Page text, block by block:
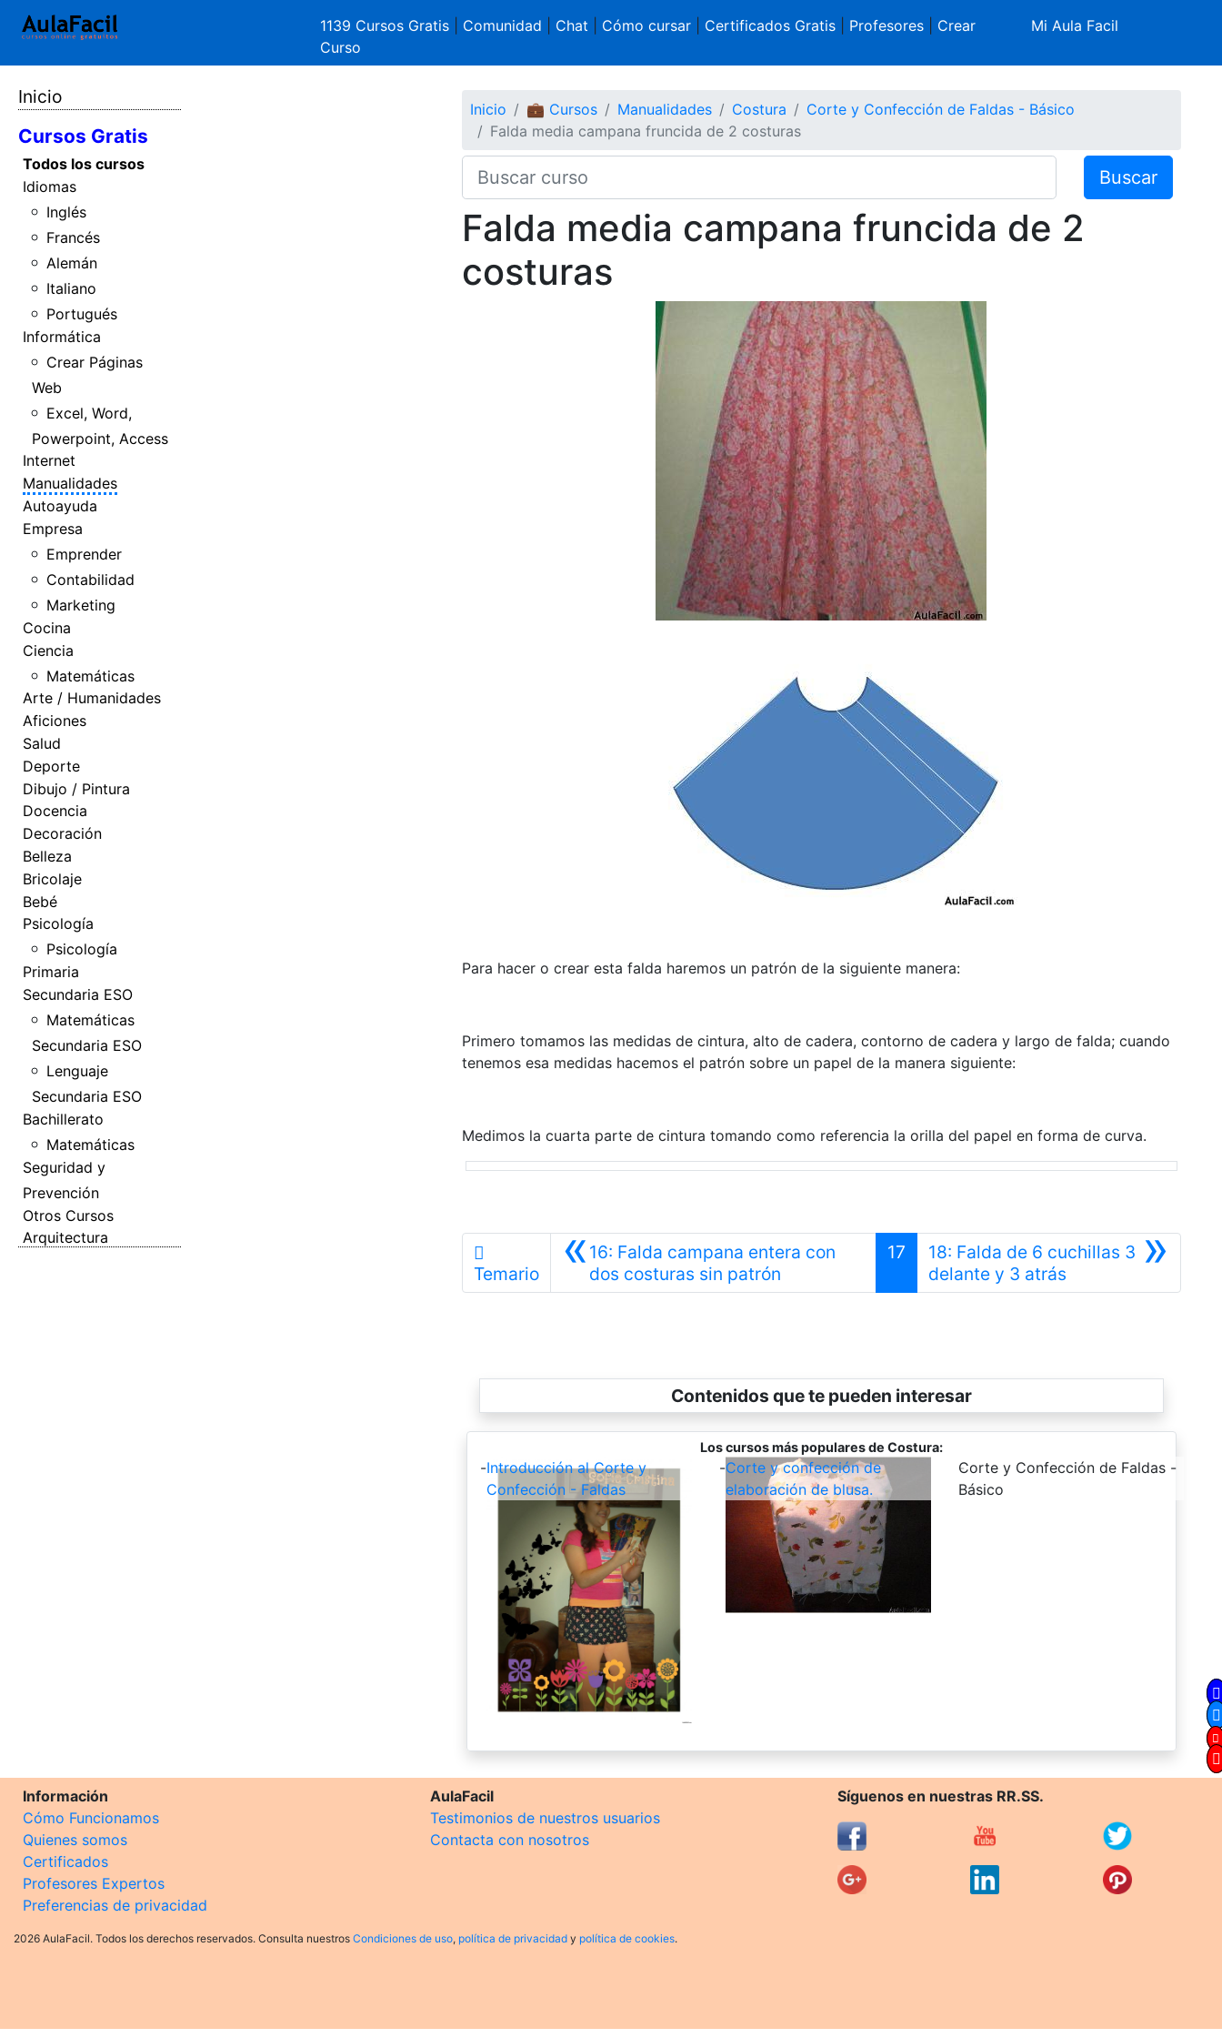
1139 Cursos Gratis Comunidad Chat Cómo cursar| Certificados Gratis| Profesores| Crear
Curso
Mi Aula Facil
Inicio
Cursos Gratis
Todos los cursos
Idiomas
Inglés
Francés
Alemán
Italiano
Portugués
Informática
Crear Páginas
Web
Excel, Word,
Powerpoint, Access
Internet
Manualidades
Autoayuda
Empresa
Emprender
Contabilidad
Marketing
Cocina
Ciencia
Matemáticas
Arte / Humanidades
Aficiones
Salud
Deporte
Dibujo / Pintura
Docencia
Decoración
Belleza
Bricolaje
Bebé
Psicología
Psicología
Primaria
Secundaria ESO
Matemáticas
Secundaria ESO
Lenguaje
Secundaria ESO
Bachillerato
Matemáticas
Seguridad y
Prevención
Otros Cursos
Arquitectura
Inicio 💼 Cursos Manualidades Costura
Corte y Confección de Faldas - Básico
Falda media campana fruncida de 2 costuras
Buscar
Falda media campana fruncida de 2
costuras
Para hacer o crear esta falda haremos un patrón de la siguiente manera:
Primero tomamos las medidas de cintura, alto de cadera, contorno de cadera y largo de falda; cuando
tenemos esa medidas hacemos el patrón sobre un papel de la manera siguiente:
Medimos la cuarta parte de cintura tomando como referencia la orilla del papel en forma de curva.
Temario «16: Falda campana entera con
dos costuras sin patrónAnterior
17 »
18: Falda de 6 cuchillas 3
delante y 3 atrásSiguiente
Contenidos que te pueden interesar
Los cursos más populares de Costura:
-Introducción al Corte y
Confección - Faldas
-Corte y confección de
elaboración de blusa.
-
Corte y Confección de Faldas -
Básico
Información
Cómo Funcionamos
Quienes somos
Certificados
Profesores Expertos
Preferencias de privacidad
AulaFacil
Testimonios de nuestros usuarios
Contacta con nosotros
Síguenos en nuestras RR.SS.
2026 AulaFacil. Todos los derechos reservados. Consulta nuestros Condiciones de uso, política de privacidad y política de cookies.